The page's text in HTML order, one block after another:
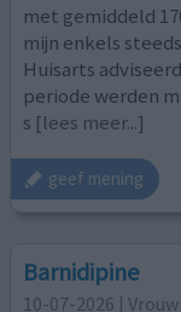
met gemiddeld
mijn enkels
Huisarts
periode werden
s [lees meer...]
geef mening
Barnidipine
10-07-2026 | Vrouw